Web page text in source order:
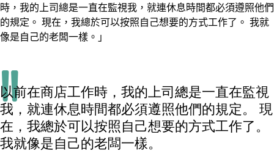
時，我的上司總是一直在監視我，就連休息時間都必須遵照他們
的規定。 現在，我總於可以按照自己想要的方式工作了。 我就
像是自己的老闆一樣。」
以前在商店工作時，我的上司總是一直在監視
我，就連休息時間都必須遵照他們的規定。 現
在，我總於可以按照自己想要的方式工作了。
我就像是自己的老闆一樣。